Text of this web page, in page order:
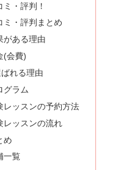
・評判！
ミ・評判まとめ
がある理由
(会費)
れる理由
グラム
レッスンの予約方法
レッスンの流れ
め
一覧